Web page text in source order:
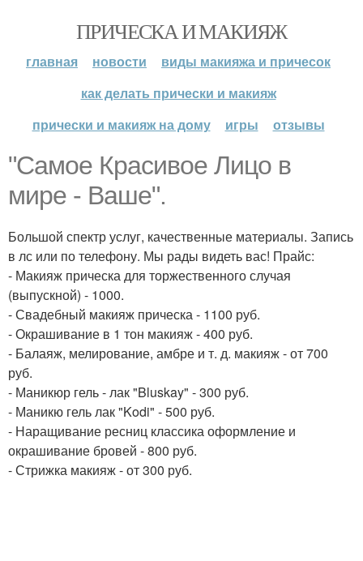
ПРИЧЕСКА И МАКИЯЖ
главная новости
виды макияжа и причесок
как делать прически и макияж
прически и макияж на дому
игры отзывы
"Самое Красивое Лицо в
мире - Ваше".
Большой спектр услуг, качественные материалы. Запись
в лс или по телефону. Мы рады видеть вас! Прайс:
- Макияж прическа для торжественного случая
(выпускной) - 1000.
- Свадебный макияж прическа - 1100 руб.
- Окрашивание в 1 тон макияж - 400 руб.
- Балаяж, мелирование, амбре и т. д. макияж - от 700
руб.
- Маникюр гель - лак "Bluskay" - 300 руб.
- Маникю гель лак "Kodi" - 500 руб.
- Наращивание ресниц классика оформление и
окрашивание бровей - 800 руб.
- Стрижка макияж - от 300 руб.